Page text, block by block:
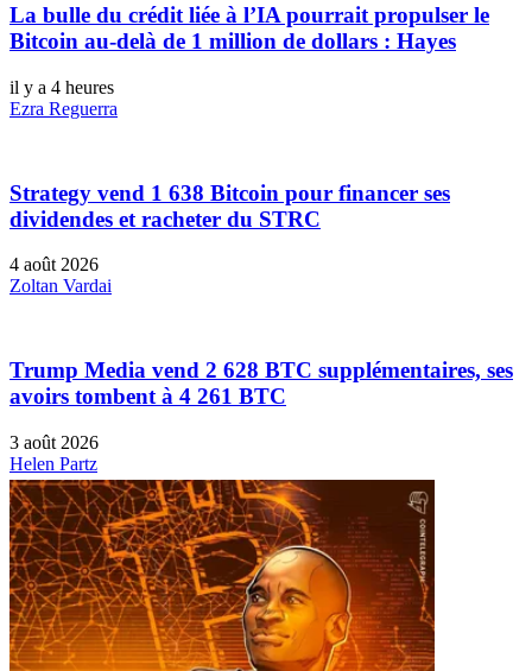
La bulle du crédit liée à l’IA pourrait propulser le
Bitcoin au-delà de 1 million de dollars : Hayes
il y a 4 heures
Ezra Reguerra
Strategy vend 1 638 Bitcoin pour financer ses
dividendes et racheter du STRC
4 août 2026
Zoltan Vardai
Trump Media vend 2 628 BTC supplémentaires, ses
avoirs tombent à 4 261 BTC
3 août 2026
Helen Partz